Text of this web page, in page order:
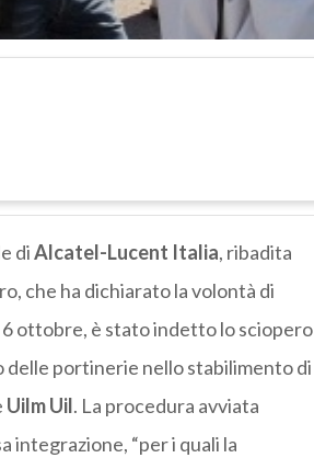
diAlcatel-Lucent Italia, ribadita
che ha dichiarato la volontà di
ottobre, è stato indetto lo sciopero
delle portinerie nello stabilimento di
Uilm Uil. La procedura avviata
integrazione, “per i quali la